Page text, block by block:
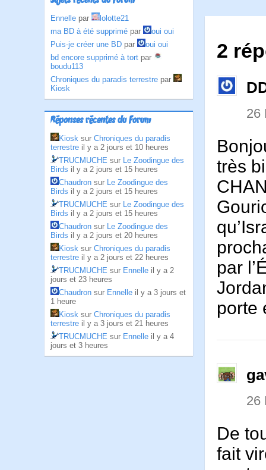
Ennelle par
lolotte21
ma BD à été supprimé par
oui oui
Puis-je créer une BD par
oui oui
bd encore supprimé à tort par
boudu113
Chroniques du paradis terrestre par
Kiosk
Réponses récentes du Forum
Kiosk sur Chroniques du paradis
terrestre il y a 2 jours et 10 heures
TRUCMUCHE sur Le Zoodingue des
Birds il y a 2 jours et 15 heures
Chaudron sur Le Zoodingue des
Birds il y a 2 jours et 15 heures
TRUCMUCHE sur Le Zoodingue des
Birds il y a 2 jours et 15 heures
Chaudron sur Le Zoodingue des
Birds il y a 2 jours et 20 heures
Kiosk sur Chroniques du paradis
terrestre il y a 2 jours et 22 heures
TRUCMUCHE sur Ennelle il y a 2
jours et 23 heures
Chaudron sur Ennelle il y a 3 jours et
1 heure
Kiosk sur Chroniques du paradis
terrestre il y a 3 jours et 21 heures
TRUCMUCHE sur Ennelle il y a 4
jours et 3 heures
2
26
très
par
porte
26
De
fait